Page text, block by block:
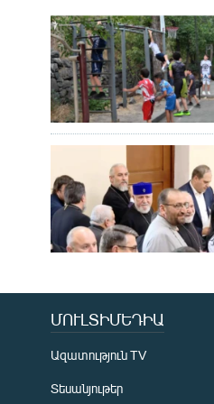
ՄՈՒԼՏԻՄԵԴԻԱ
Ազատություն TV
Տեսանյութեր